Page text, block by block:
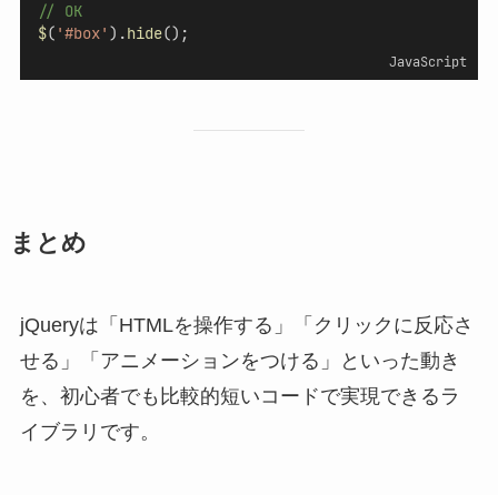
// OK
$( '#box' ).hide();
JavaScript
まとめ
jQueryは「HTMLを操作する」「クリックに反応さ
せる」「アニメーションをつける」といった動き
を、初心者でも比較的短いコードで実現できるラ
イブラリです。